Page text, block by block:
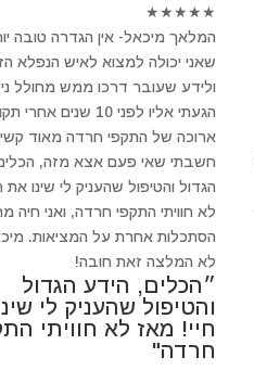
★
★
★
★
★
המלאך מיכאל- אין הגדרה טובה
שאני יכולה למצוא לאיש הנפלא
ולידע שעובר דרכו ממש מחולל
הגעתי אליו לפני 10 שנים
ארוכה של התקפי חרדה מאוד
חשבתי שאי פעם אצא מזה,
הגדול והטיפול שהעניק לי שינו את
לא חוויתי התקפי חרדה, ואני חיה
הסתכלות אחרת על המציאות.
לא המלצה זאת חובה!
״הכלים, הידע הגדול
והטיפול שהעניק לי
חיי! מאז לא חוויתי
חרדה"